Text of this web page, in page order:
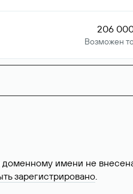
206
Возможен
имени не
зарегистрировано.